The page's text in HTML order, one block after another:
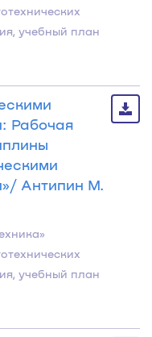
учебный план
Рабочая
Антипин М.
учебный план